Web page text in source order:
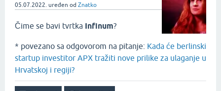
05.07.2022. uređen od Znatko
Čime se bavi tvrtka Infinum?
* povezano sa odgovorom na pitanje: Kada će berlinski
startup investitor APX tražiti nove prilike za ulaganje u
Hrvatskoj i regiji?